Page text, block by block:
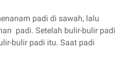
padi di sawah, lalu
padi. Setelah bulir-bulir padi
bulir padi itu. Saat padi